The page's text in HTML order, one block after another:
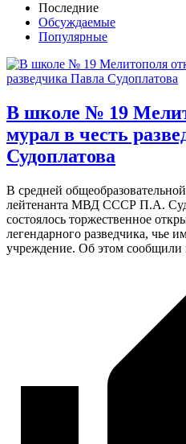
Последние
Обсуждаемые
Популярные
В школе № 19
мурал в честь
Судоплатова
В средней
лейтенанта МВД СССР П.А.
состоялось торжественное
легендарного разведчика, чье
учреждение. Об этом сообщили